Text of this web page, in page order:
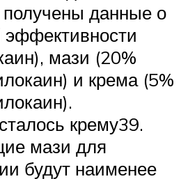
данные о
эффективности
мази (20%
и крема (5%
крему39.
мази для
будут наименее